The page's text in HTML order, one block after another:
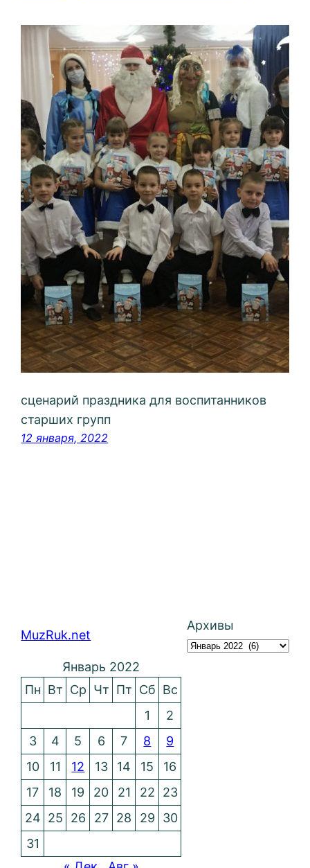
сценарий праздника для воспитанников
старших групп
12 января, 2022
MuzRuk.net
Архивы
Январь 2022
Пн Вт Ср Чт Пт Сб Вс
1
2
3
4 5 6 7 8
9
10
11 12 13 14 15
16
17
18 19 20 21 22
23
24 25 26 27 28 29
30
31